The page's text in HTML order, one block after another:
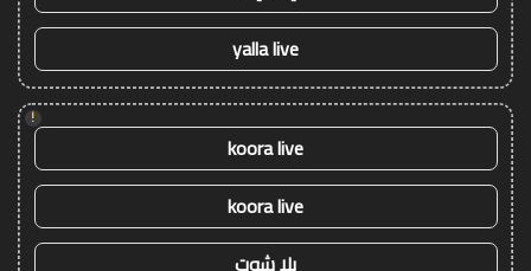
yalla live
!
koora live
koora live
يلا شوت